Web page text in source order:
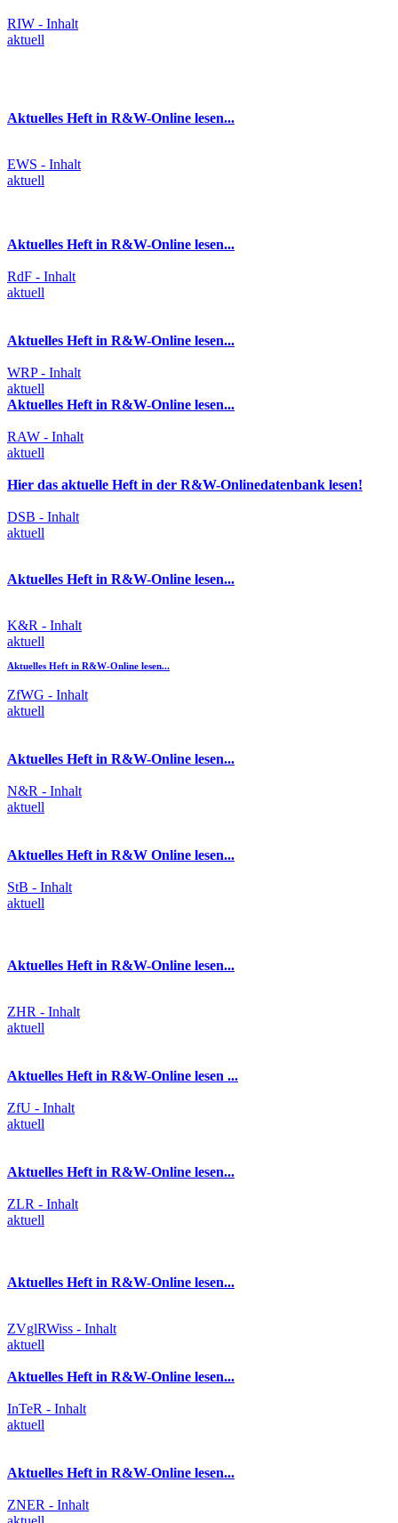
RIW - Inhalt
aktuell
Aktuelles Heft in R&W-Online lesen...
EWS - Inhalt
aktuell
Aktuelles Heft in R&W-Online lesen...
RdF - Inhalt
aktuell
Aktuelles Heft in R&W-Online lesen...
WRP - Inhalt
aktuell
Aktuelles Heft in R&W-Online lesen...
RAW - Inhalt
aktuell
Hier das aktuelle Heft in der R&W-Onlinedatenbank lesen!
DSB - Inhalt
aktuell
Aktuelles Heft in R&W-Online lesen...
K&R - Inhalt
aktuell
Aktuelles Heft in R&W-Online lesen...
ZfWG - Inhalt
aktuell
Aktuelles Heft in R&W-Online lesen...
N&R - Inhalt
aktuell
Aktuelles Heft in R&W Online lesen...
StB - Inhalt
aktuell
Aktuelles Heft in R&W-Online lesen...
ZHR - Inhalt
aktuell
Aktuelles Heft in R&W-Online lesen ...
ZfU - Inhalt
aktuell
Aktuelles Heft in R&W-Online lesen...
ZLR - Inhalt
aktuell
Aktuelles Heft in R&W-Online lesen...
ZVglRWiss - Inhalt
aktuell
Aktuelles Heft in R&W-Online lesen...
InTeR - Inhalt
aktuell
Aktuelles Heft in R&W-Online lesen...
ZNER - Inhalt